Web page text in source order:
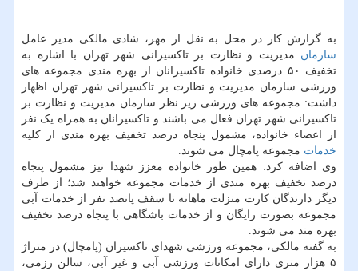
به گزارش کار در محل به نقل از مهر، شادی مالکی مدیر عامل
سازمان مدیریت و نظارت بر تاکسیرانی شهر تهران با اشاره به
تخفیف ۵۰ درصدی خانواده تاکسیرانان از بهره مندی مجموعه های
ورزشی سازمان مدیریت و نظارت بر تاکسیرانی شهر تهران اظهار
داشت: مجموعه های ورزشی زیر نظر سازمان مدیریت و نظارت بر
تاکسیرانی شهر تهران فعال می باشند و تاکسیرانان به همراه یک نفر
از اعضاء خانواده، مشمول پنجاه درصد تخفیف بهره مندی از کلیه
خدمات مجموعه پامچال می شوند.
وی اضافه کرد: همین طور خانواده معزز شهدا نیز مشمول پنجاه
درصد تخفیف بهره مندی از خدمات مجموعه خواهند شد؛ از طرف
دیگر دارندگان کارت منزلت ماهانه تا سقف پانصد نفر از خدمات آبی
مجموعه بصورت رایگان و از خدمات باشگاهی با پنجاه درصد تخفیف
بهره مند می شوند.
به گفته مالکی، مجموعه ورزشی شهدای تاکسیران (پامچال) در متراژ
۵ هزار متری دارای امکانات ورزشی آبی و غیر آبی، سالن رزمی،